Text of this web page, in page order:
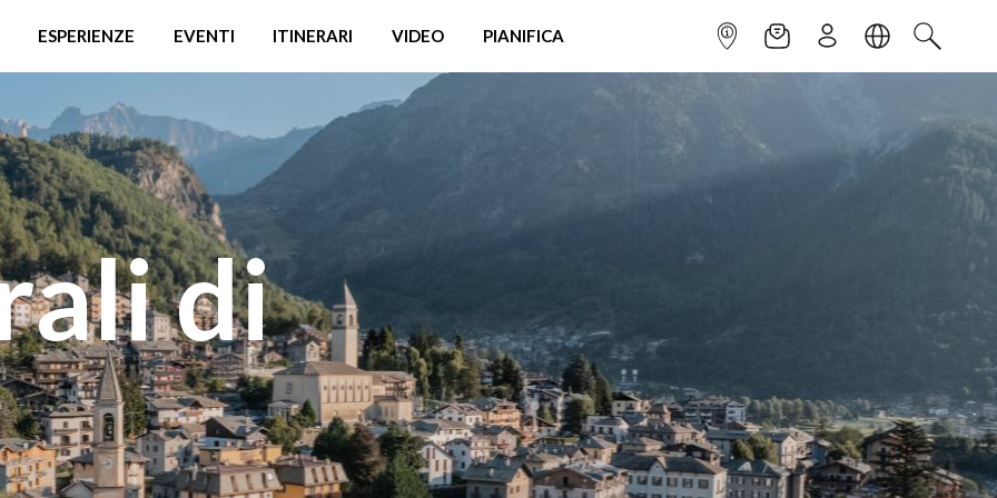
ESPERIENZE EVENTI ITINERARI VIDEO PIANIFICA INFOPOINTNEWSLETTER
ISCRIVITILINGUACERCA
di